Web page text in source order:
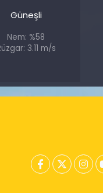
Güneşli
Nem: %58
3.11 m/s